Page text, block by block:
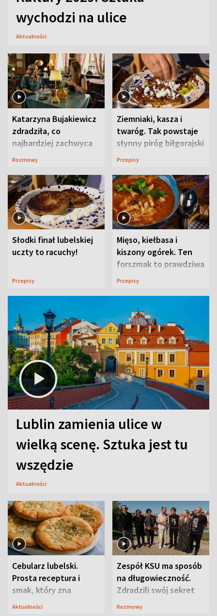
wychodzi na ulice
Aktualności
Katarzyna Bujakiewicz
zdradziła, co
najbardziej zachwyca
ją w Lublinie
Rozmowy
Ziemniaki, kasza i
twaróg. Tak powstaje
słynny piróg biłgorajski
Przepisy
Słodki finał lubelskiej
uczty to racuchy!
Przepisy
Mięso, kiełbasa i
kiszony ogórek. Ten
forszmak to prawdziwa
uczta
Przepisy
Lublin zamienia ulice w
wielką scenę. Sztuka jest tu
wszędzie
Aktualności
Cebularz lubelski.
Prosta receptura i
smak, który zna
Lubelszczyzna
Aktualności
Zespół KSU ma sposób
na długowieczność.
Zdradzili swój sekret
Rozmowy